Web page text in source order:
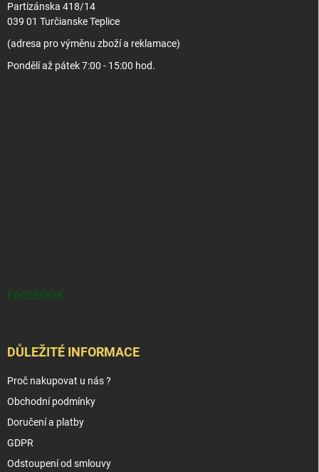
Partizánska 418/14
039 01 Turčianske Teplice
(adresa pro výměnu zboží a reklamace)
Pondělí až pátek 7:00 - 15:00 hod.
FACEBOOK
DŮLEŽITÉ INFORMACE
Proč nakupovat u nás ?
Obchodní podmínky
Doručení a platby
GDPR
Odstoupení od smlouvy